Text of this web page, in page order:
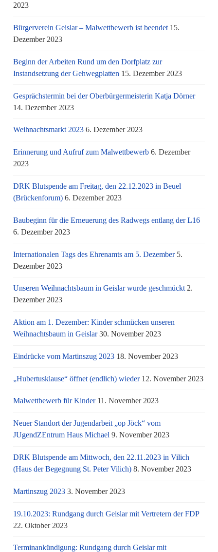
2023
Bürgerverein Geislar – Malwettbewerb ist beendet 15.
Dezember 2023
Beginn der Arbeiten Rund um den Dorfplatz zur
Instandsetzung der Gehwegplatten 15. Dezember 2023
Gesprächstermin bei der Oberbürgermeisterin Katja Dörner
14. Dezember 2023
Weihnachtsmarkt 2023 6. Dezember 2023
Erinnerung und Aufruf zum Malwettbewerb 6. Dezember
2023
DRK Blutspende am Freitag, den 22.12.2023 in Beuel
(Brückenforum) 6. Dezember 2023
Baubeginn für die Erneuerung des Radwegs entlang der L16
6. Dezember 2023
Internationalen Tags des Ehrenamts am 5. Dezember 5.
Dezember 2023
Unseren Weihnachtsbaum in Geislar wurde geschmückt 2.
Dezember 2023
Aktion am 1. Dezember: Kinder schmücken unseren
Weihnachtsbaum in Geislar 30. November 2023
Eindrücke vom Martinszug 2023 18. November 2023
„Hubertusklause“ öffnet (endlich) wieder 12. November 2023
Malwettbewerb für Kinder 11. November 2023
Neuer Standort der Jugendarbeit „op Jöck“ vom
JUgendZEntrum Haus Michael 9. November 2023
DRK Blutspende am Mittwoch, den 22.11.2023 in Vilich
(Haus der Begegnung St. Peter Vilich) 8. November 2023
Martinszug 2023 3. November 2023
19.10.2023: Rundgang durch Geislar mit Vertretern der FDP
22. Oktober 2023
Terminankündigung: Rundgang durch Geislar mit